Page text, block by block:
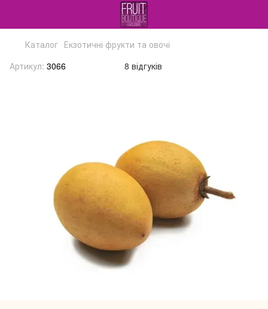
Каталог Екзотичні фрукти та овочі
Артикул: 3066 8 відгуків